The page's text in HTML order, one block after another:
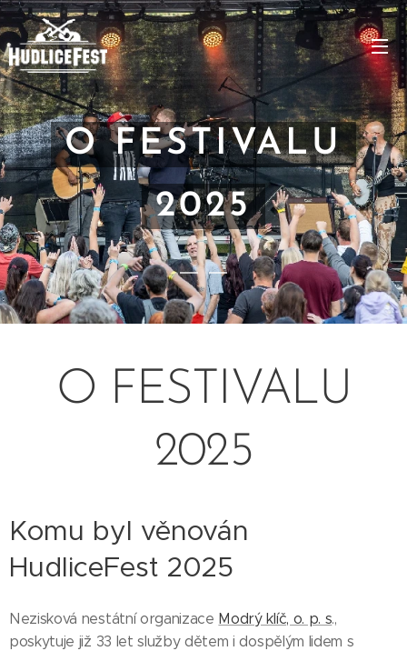
O FESTIVALU
2025
O FESTIVALU
2025
Komu byl věnován
HudliceFest 2025
Nezisková nestátní organizace Modrý klíč, o. p. s.,
poskytuje již 33 let služby dětem i dospělým lidem s